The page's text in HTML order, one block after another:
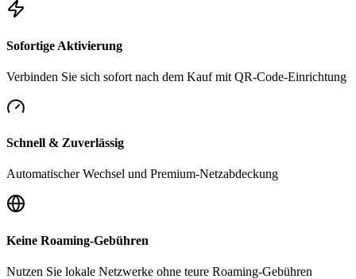
Sofortige Aktivierung
Verbinden Sie sich sofort nach dem Kauf mit QR-Code-Einrichtung
Schnell & Zuverlässig
Automatischer Wechsel und Premium-Netzabdeckung
Keine Roaming-Gebühren
Nutzen Sie lokale Netzwerke ohne teure Roaming-Gebühren